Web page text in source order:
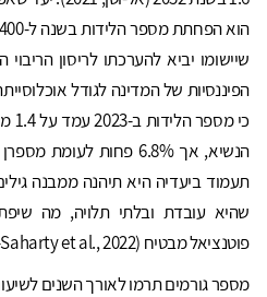
שיישומו יביא להערכתו לריסון הריבוי
תעמוד ביעדיה היא תיהנה ממבנה
שהיא עובדת ובלתי תלויה, מה
פוטנציאל מבטיח (El-Saharty et al., 2022).
מספר גורמים תרמו לאורך השנים